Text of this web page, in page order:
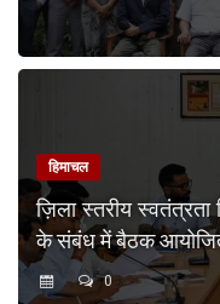
हिमाचल
ज़िला स्तरीय
के संबंध में बैठक
0